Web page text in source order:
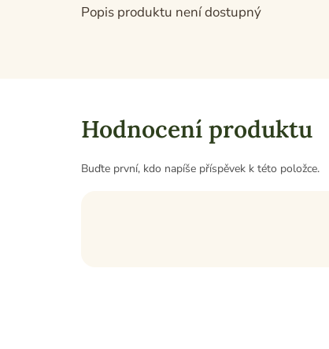
Popis produktu není dostupný
Hodnocení produktu
Buďte první, kdo napíše příspěvek k této položce.